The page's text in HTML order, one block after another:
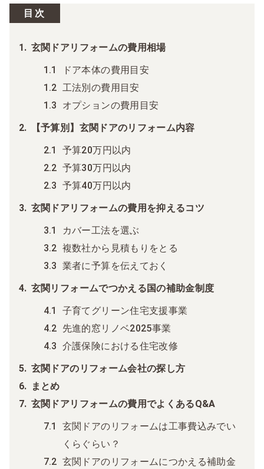
目次
玄関ドアリフォームの費用相場
ドア本体の費用目安
工法別の費用目安
オプションの費用目安
【予算別】玄関ドアのリフォーム内容
予算20万円以内
予算30万円以内
予算40万円以内
玄関ドアリフォームの費用を抑えるコツ
カバー工法を選ぶ
複数社から見積もりをとる
業者に予算を伝えておく
玄関リフォームでつかえる国の補助金制度
子育てグリーン住宅支援事業
先進的窓リノベ2025事業
介護保険における住宅改修
玄関ドアのリフォーム会社の探し方
まとめ
玄関ドアリフォームの費用でよくあるQ&A
玄関ドアのリフォームは工事費込みでい
くらぐらい？
玄関ドアのリフォームにつかえる補助金